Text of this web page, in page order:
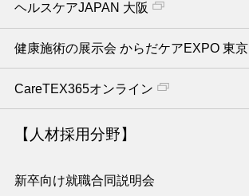
ヘルスケアJAPAN 大阪
健康施術の展示会 からだケアEXPO 東京
CareTEX365オンライン
【人材採用分野】
新卒向け就職合同説明会